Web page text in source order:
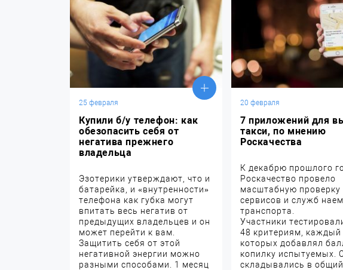
25 февраля
Купили б/у телефон: как
обезопасить себя от
негатива прежнего
владельца
Эзотерики утверждают, что и
батарейка, и «внутренности»
телефона как губка могут
впитать весь негатив от
предыдущих владельцев и он
может перейти к вам.
Защитить себя от этой
негативной энергии можно
разными способами. 1 месяц
20 февраля
7 приложений для
такси, по мнению
Роскачества
К декабрю прошлого
Роскачество провело
масштабную проверку
сервисов и служб
транспорта.
Участники
48 критериям, каждый
которых добавлял
копилку испытуемых.
складывались в общий